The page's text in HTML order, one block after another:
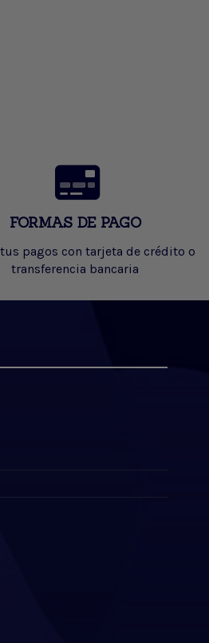
FORMAS DE PAGO
pagos con tarjeta de crédito o
transferencia bancaria